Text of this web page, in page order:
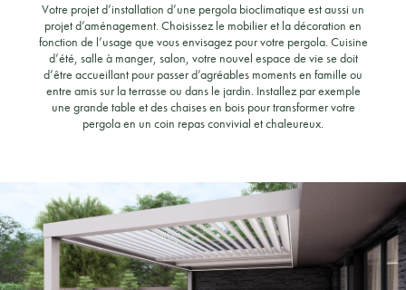
Votre projet d’installation d’une pergola bioclimatique est aussi un
projet d’aménagement. Choisissez le mobilier et la décoration en
fonction de l’usage que vous envisagez pour votre pergola. Cuisine
d’été, salle à manger, salon, votre nouvel espace de vie se doit
d’être accueillant pour passer d’agréables moments en famille ou
entre amis sur la terrasse ou dans le jardin. Installez par exemple
une grande table et des chaises en bois pour transformer votre
pergola en un coin repas convivial et chaleureux.